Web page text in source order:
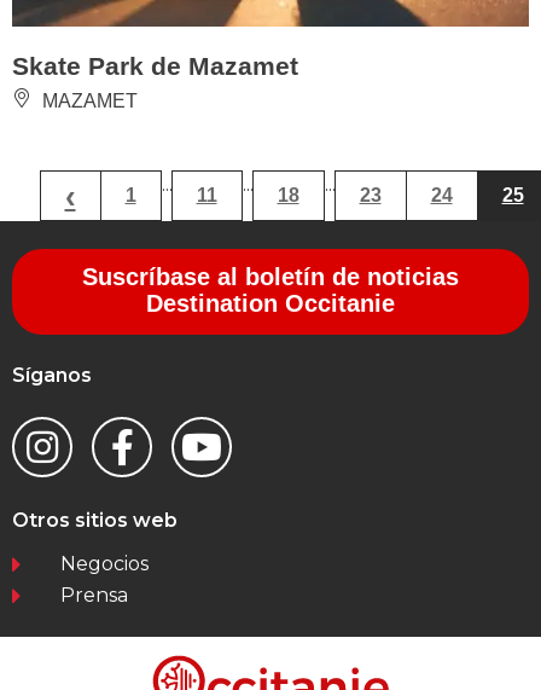
Skate Park de Mazamet
MAZAMET
‹ 1 ... 11 ... 18 ... 23 24 25
Suscríbase al boletín de noticias
Destination Occitanie
Síganos
Otros sitios web
Negocios
Prensa